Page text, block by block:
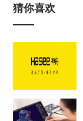
猜你喜欢